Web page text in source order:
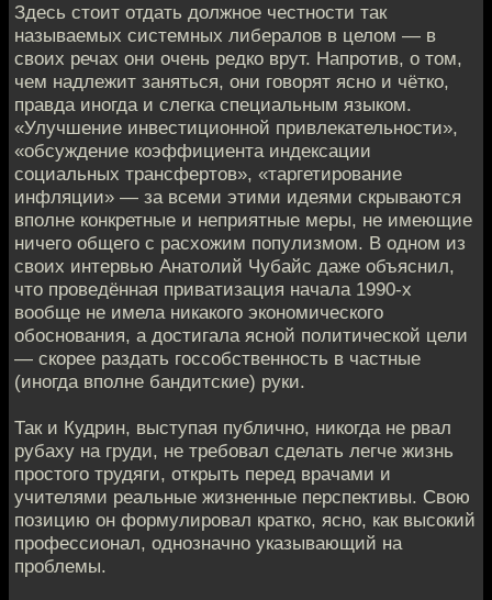
Здесь стоит отдать должное честности так
называемых системных либералов в целом — в
своих речах они очень редко врут. Напротив, о том,
чем надлежит заняться, они говорят ясно и чётко,
правда иногда и слегка специальным языком.
«Улучшение инвестиционной привлекательности»,
«обсуждение коэффициента индексации
социальных трансфертов», «таргетирование
инфляции» — за всеми этими идеями скрываются
вполне конкретные и неприятные меры, не имеющие
ничего общего с расхожим популизмом. В одном из
своих интервью Анатолий Чубайс даже объяснил,
что проведённая приватизация начала 1990-х
вообще не имела никакого экономического
обоснования, а достигала ясной политической цели
— скорее раздать госсобственность в частные
(иногда вполне бандитские) руки.
Так и Кудрин, выступая публично, никогда не рвал
рубаху на груди, не требовал сделать легче жизнь
простого трудяги, открыть перед врачами и
учителями реальные жизненные перспективы. Свою
позицию он формулировал кратко, ясно, как высокий
профессионал, однозначно указывающий на
проблемы.